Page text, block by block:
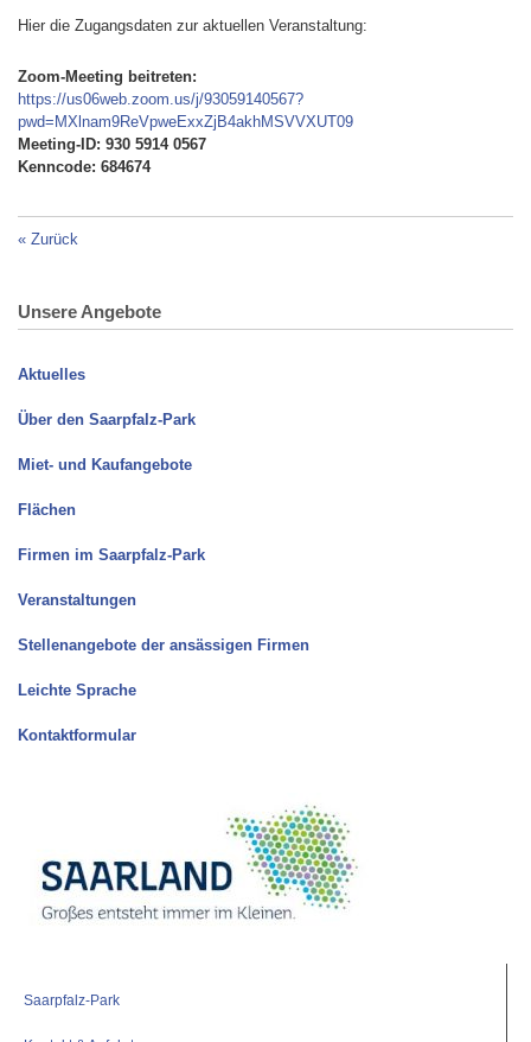
Hier die Zugangsdaten zur aktuellen Veranstaltung:
Zoom-Meeting beitreten:
https://us06web.zoom.us/j/93059140567?
pwd=MXlnam9ReVpweExxZjB4akhMSVVXUT09
Meeting-ID: 930 5914 0567
Kenncode: 684674
« Zurück
Unsere Angebote
Aktuelles
Über den Saarpfalz-Park
Miet- und Kaufangebote
Flächen
Firmen im Saarpfalz-Park
Veranstaltungen
Stellenangebote der ansässigen Firmen
Leichte Sprache
Kontaktformular
Saarpfalz-Park